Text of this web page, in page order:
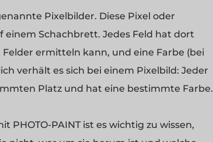
Pixelbilder. Diese Pixel oder
Schachbrett. Jedes Feld hat dort
ermitteln kann, und eine Farbe (bei
verhält es sich bei einem Pixelbild: Jeder
Platz und hat eine bestimmte Farbe.
PHOTO-PAINT ist es wichtig zu wissen,